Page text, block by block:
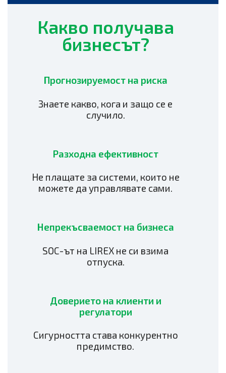
Какво получава
бизнесът?
Прогнозируемост на риска
Знаете какво, кога и защо се е
случило.
Разходна ефективност
Не плащате за системи, които не
можете да управлявате сами.
Непрекъсваемост на бизнеса
SOC-ът на LIREX не си взима
отпуска.
Доверието на клиенти и
регулатори
Сигурността става конкурентно
предимство.